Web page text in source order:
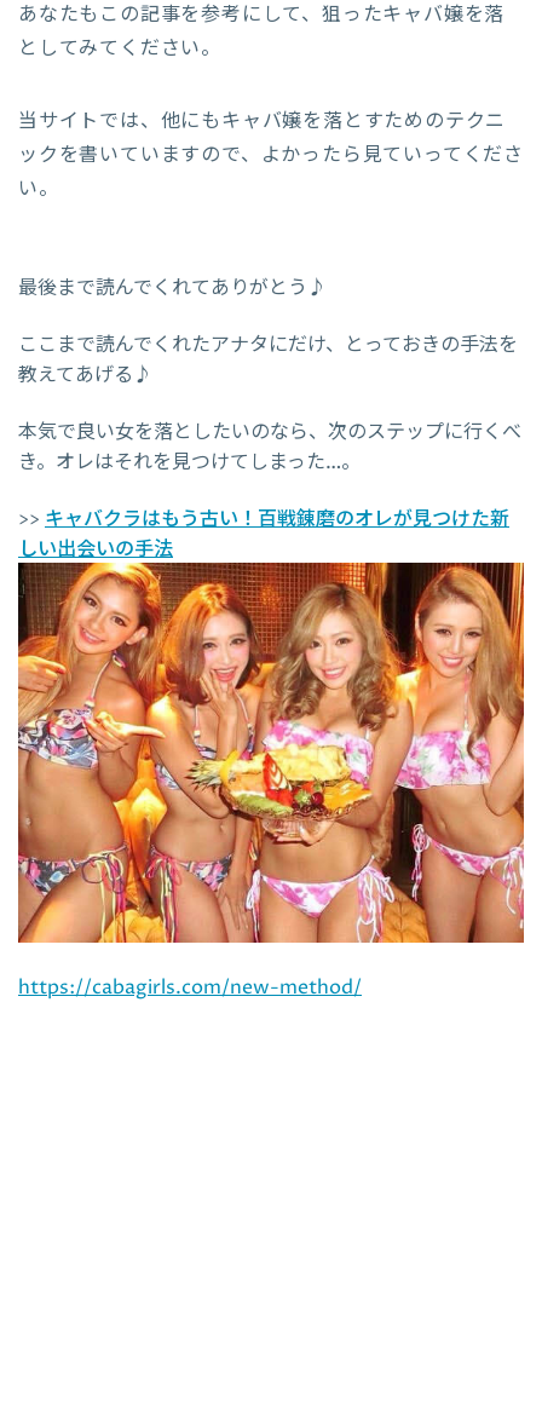
あなたもこの記事を参考にして、狙ったキャバ嬢を落
としてみてください。
当サイトでは、他にもキャバ嬢を落とすためのテクニ
ックを書いていますので、よかったら見ていってくださ
い。
最後まで読んでくれてありがとう♪
ここまで読んでくれたアナタにだけ、とっておきの手法を
教えてあげる♪
本気で良い女を落としたいのなら、次のステップに行くべ
き。オレはそれを見つけてしまった…。
>> キャバクラはもう古い！百戦錬磨のオレが見つけた新
しい出会いの手法
https://cabagirls.com/new-method/